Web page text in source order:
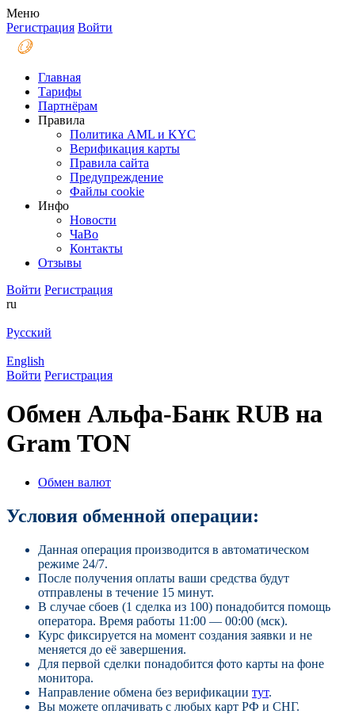
Меню
Регистрация Войти
Главная
Тарифы
Партнёрам
Правила
Политика AML и KYC
Верификация карты
Правила сайта
Предупреждение
Файлы coоkie
Инфо
Новости
ЧаВо
Контакты
Отзывы
Войти Регистрация
ru
Русский
English
Войти Регистрация
Обмен Альфа-Банк RUB на
Gram TON
Обмен валют
Условия обменной операции:
Данная операция производится в автоматическом
режиме 24/7.
После получения оплаты ваши средства будут
отправлены в течение 15 минут.
В случае сбоев (1 сделка из 100) понадобится помощь
оператора. Время работы 11:00 — 00:00 (мск).
Курс фиксируется на момент создания заявки и не
меняется до её завершения.
Для первой сделки понадобится фото карты на фоне
монитора.
Направление обмена без верификации тут.
Вы можете оплачивать с любых карт РФ и СНГ.